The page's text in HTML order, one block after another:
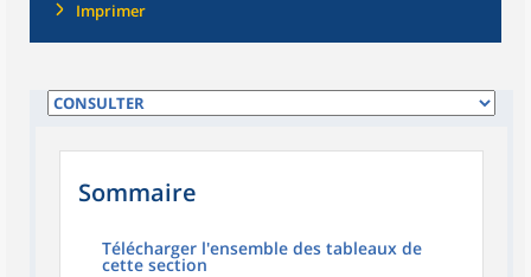
Imprimer
Sommaire
Télécharger l'ensemble des tableaux de
cette section